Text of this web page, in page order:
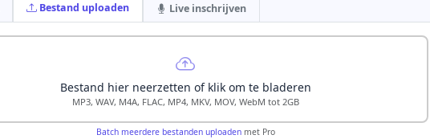
Bestand uploaden Live inschrijven
Bestand hier neerzetten of klik om te bladeren
MP3, WAV, M4A, FLAC, MP4, MKV, MOV, WebM tot 2GB
Batch meerdere bestanden uploadenmet Pro